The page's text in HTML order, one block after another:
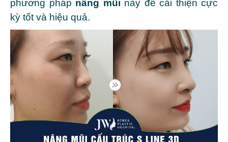
phương pháp nâng mũi này để cải thiện cực
kỳ tốt và hiệu quả.